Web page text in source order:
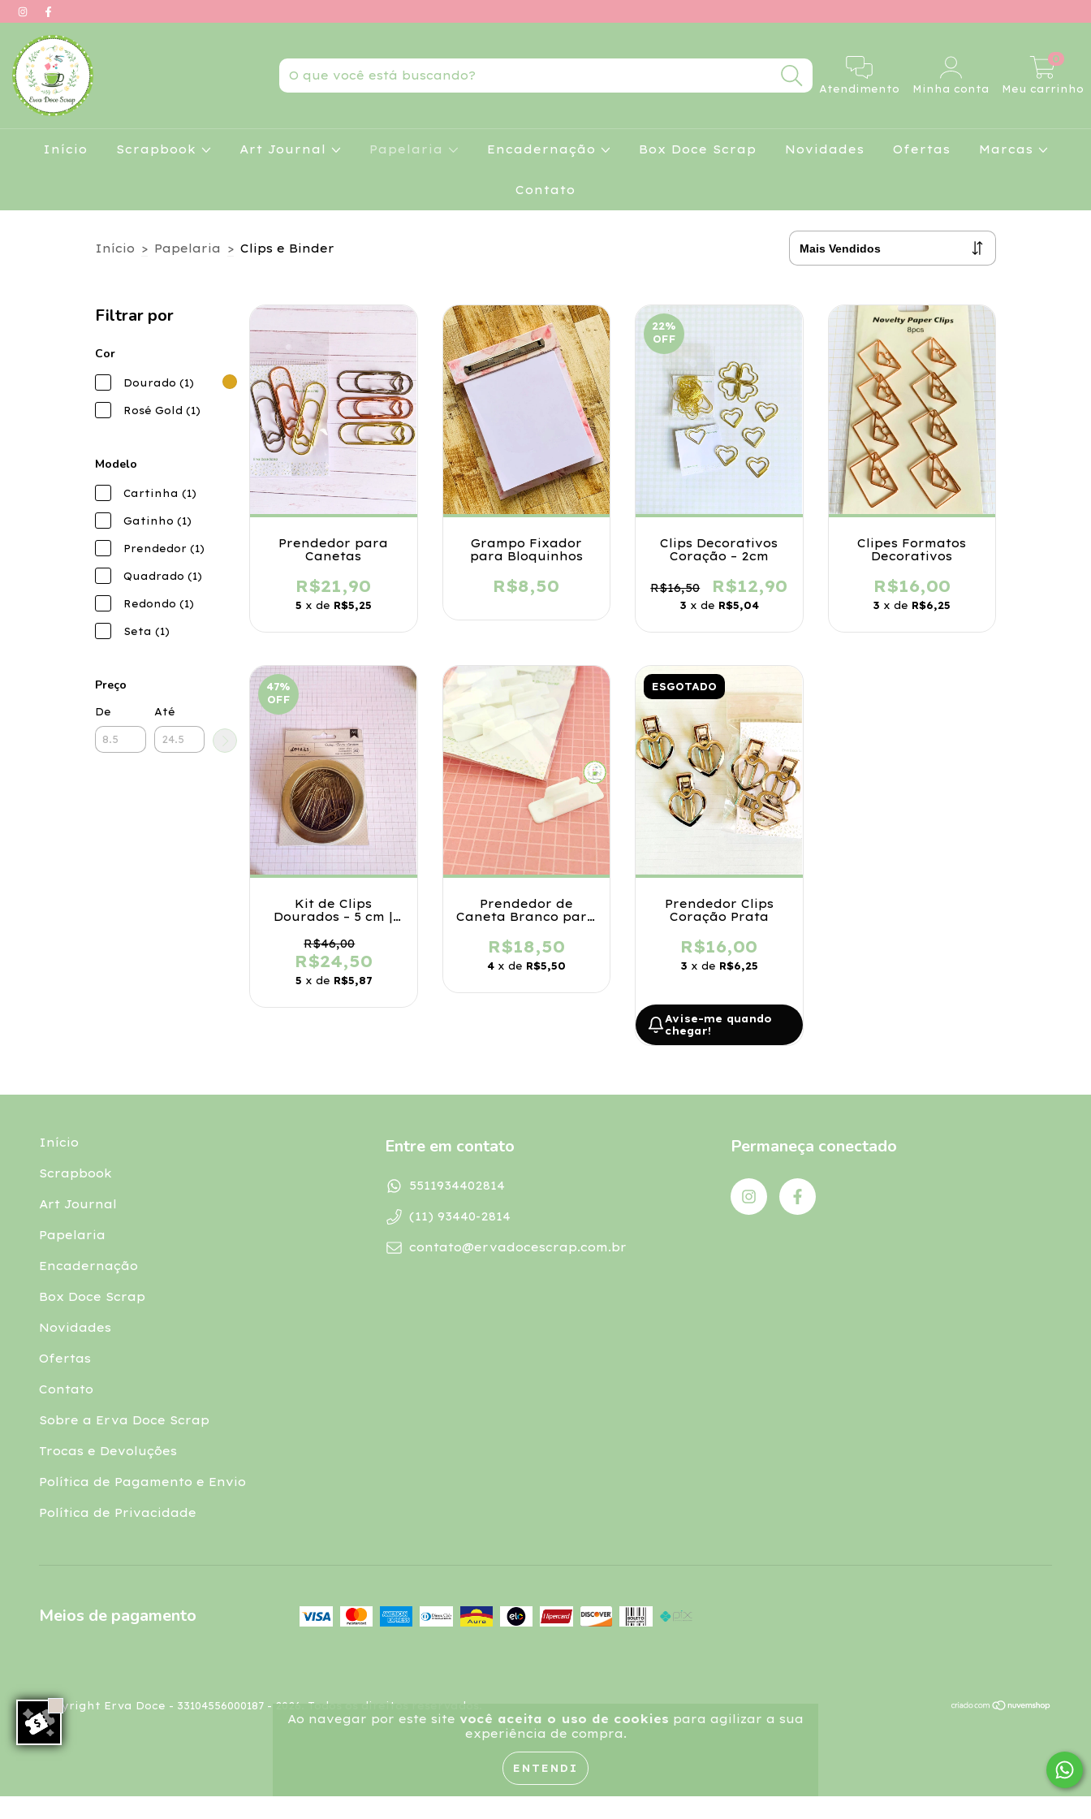
Atendimento Minha conta Meu carrinho
0
Início Scrapbook Art Journal Papelaria Encadernação Box Doce Scrap Novidades Ofertas Marcas
Contato
Ao navegar por este site você aceita o uso de cookies para agilizar a sua
experiência de compra.
ENTENDI
Início > Papelaria > Clips e Binder
Filtrar por
Cor
Dourado (1)
Rosé Gold (1)
Modelo
Cartinha (1)
Gatinho (1)
Prendedor (1)
Quadrado (1)
Redondo (1)
Seta (1)
Preço
De Até
Prendedor para
Canetas
R$21,90
5 x de R$5,25
Grampo Fixador
para Bloquinhos
R$8,50
22%
OFF
Clips Decorativos
Coração – 2cm
R$16,50 R$12,90
3 x de R$5,04
Clipes Formatos
Decorativos
R$16,00
3 x de R$6,25
47%
OFF
Kit de Clips
Dourados – 5 cm |
unidades na
Latinha Magnética
R$46,00
R$24,50
5 x de R$5,87
Prendedor de
Caneta Branco para
R$18,50
4 x de R$5,50
ESGOTADO
Prendedor Clips
Coração Prata
R$16,00
3 x de R$6,25
Avise-me quando
chegar!
Início
Scrapbook
Art Journal
Papelaria
Encadernação
Box Doce Scrap
Novidades
Ofertas
Contato
Sobre a Erva Doce Scrap
Trocas e Devoluções
Política de Pagamento e Envio
Política de Privacidade
Entre em contato
5511934402814
(11) 93440-2814
contato@ervadocescrap.com.br
Permaneça conectado
Meios de pagamento
Copyright Erva Doce - 33104556000187 - 2026. Todos os direitos reservados.